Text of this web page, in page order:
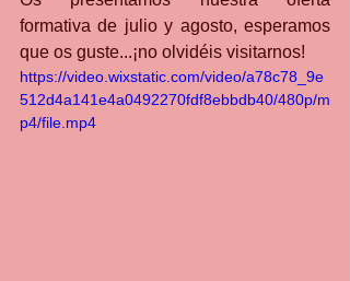
formativa de julio y agosto, esperamos
que os guste...¡no olvidéis visitarnos!
https://video.wixstatic.com/video/a78c78_9e
512d4a141e4a0492270fdf8ebbdb40/480p/m
p4/file.mp4